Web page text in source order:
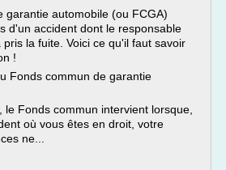
garantie automobile (ou FCGA)
d'un accident dont le responsable
la fuite. Voici ce qu'il faut savoir
!
Fonds commun de garantie
le Fonds commun intervient lorsque,
où vous êtes en droit, votre
ne...